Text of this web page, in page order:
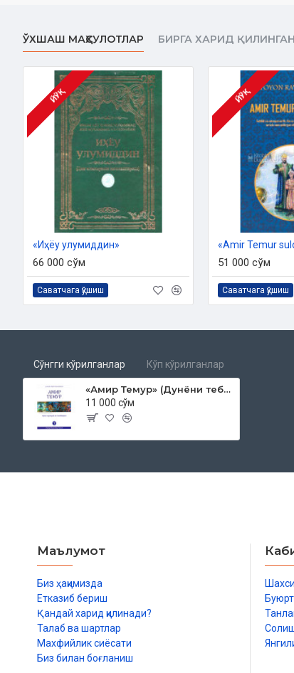
ЎХШАШ МАҲСУЛОТЛАР БИРГА ХАРИД
ЙЎҚ
«Иҳёу улумиддин»
66 000 сўм
Саватчага қўшиш
ЙЎҚ
«Amir Temur
51 000 сўм
Саватчага қўшиш
Сўнгги кўрилганлар Кўп кўрилганлар
«Амир Темур» (Дунёни тебратган буюклар)
11 000 сўм
Маълумот
Биз ҳақимизда
Етказиб бериш
Қандай харид қилинади?
Талаб ва шартлар
Махфийлик сиёсати
Биз билан боғланиш